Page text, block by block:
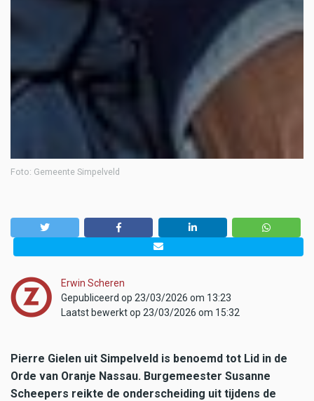
Foto: Gemeente Simpelveld
Erwin Scheren
Gepubliceerd op 23/03/2026 om 13:23
Laatst bewerkt op 23/03/2026 om 15:32
Pierre Gielen uit Simpelveld is benoemd tot Lid in de
Orde van Oranje Nassau. Burgemeester Susanne
Scheepers reikte de onderscheiding uit tijdens de